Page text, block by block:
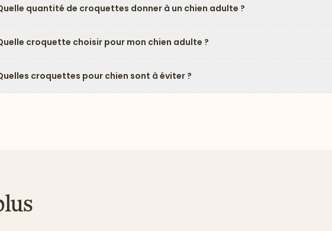
quantité de croquettes donner à un chien adulte ?
croquette choisir pour mon chien adulte ?
croquettes pour chien sont à éviter ?